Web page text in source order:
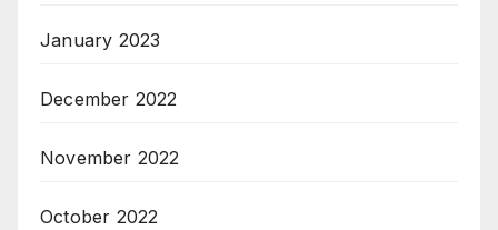
January 2023
December 2022
November 2022
October 2022